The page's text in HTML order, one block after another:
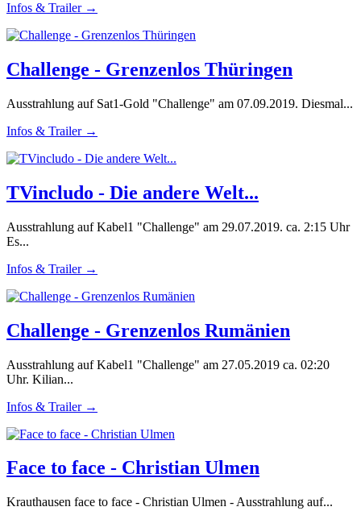
Infos & Trailer →
Challenge - Grenzenlos Thüringen
Ausstrahlung auf Sat1-Gold "Challenge" am 07.09.2019. Diesmal...
Infos & Trailer →
TVincludo - Die andere Welt...
Ausstrahlung auf Kabel1 "Challenge" am 29.07.2019. ca. 2:15 Uhr
Es...
Infos & Trailer →
Challenge - Grenzenlos Rumänien
Ausstrahlung auf Kabel1 "Challenge" am 27.05.2019 ca. 02:20
Uhr. Kilian...
Infos & Trailer →
Face to face - Christian Ulmen
Krauthausen face to face - Christian Ulmen - Ausstrahlung auf...